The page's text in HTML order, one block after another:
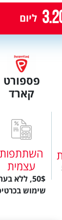
פספורט
קארד
השתתפות
עצמית
50$, ללא
שימוש
ליום